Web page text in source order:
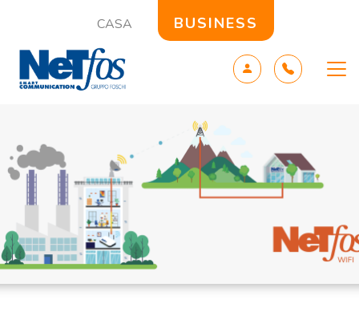
CASA BUSINESS